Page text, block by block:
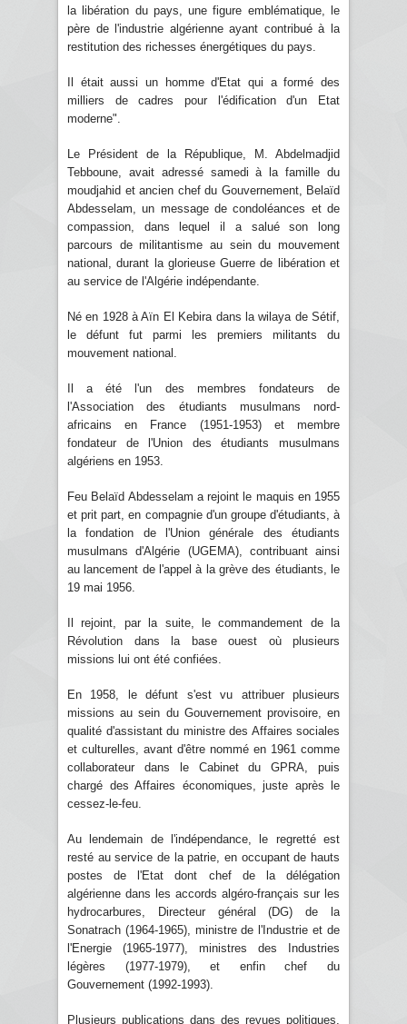
la libération du pays, une figure emblématique, le
père de l'industrie algérienne ayant contribué à la
restitution des richesses énergétiques du pays.
Il était aussi un homme d'Etat qui a formé des
milliers de cadres pour l'édification d'un Etat
moderne".
Le Président de la République, M. Abdelmadjid
Tebboune, avait adressé samedi à la famille du
moudjahid et ancien chef du Gouvernement, Belaïd
Abdesselam, un message de condoléances et de
compassion, dans lequel il a salué son long
parcours de militantisme au sein du mouvement
national, durant la glorieuse Guerre de libération et
au service de l'Algérie indépendante.
Né en 1928 à Aïn El Kebira dans la wilaya de Sétif,
le défunt fut parmi les premiers militants du
mouvement national.
Il a été l'un des membres fondateurs de
l'Association des étudiants musulmans nord-
africains en France (1951-1953) et membre
fondateur de l'Union des étudiants musulmans
algériens en 1953.
Feu Belaïd Abdesselam a rejoint le maquis en 1955
et prit part, en compagnie d'un groupe d'étudiants, à
la fondation de l'Union générale des étudiants
musulmans d'Algérie (UGEMA), contribuant ainsi
au lancement de l'appel à la grève des étudiants, le
19 mai 1956.
Il rejoint, par la suite, le commandement de la
Révolution dans la base ouest où plusieurs
missions lui ont été confiées.
En 1958, le défunt s'est vu attribuer plusieurs
missions au sein du Gouvernement provisoire, en
qualité d'assistant du ministre des Affaires sociales
et culturelles, avant d'être nommé en 1961 comme
collaborateur dans le Cabinet du GPRA, puis
chargé des Affaires économiques, juste après le
cessez-le-feu.
Au lendemain de l'indépendance, le regretté est
resté au service de la patrie, en occupant de hauts
postes de l'Etat dont chef de la délégation
algérienne dans les accords algéro-français sur les
hydrocarbures, Directeur général (DG) de la
Sonatrach (1964-1965), ministre de l'Industrie et de
l'Energie (1965-1977), ministres des Industries
légères (1977-1979), et enfin chef du
Gouvernement (1992-1993).
Plusieurs publications dans des revues politiques,